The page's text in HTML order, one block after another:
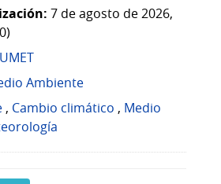
7 de agosto de 2026,
Ambiente
, Cambio climático , Medio